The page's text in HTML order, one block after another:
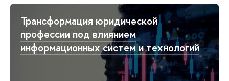
Трансформация юридической
профессии под влиянием
информационных систем и технологий